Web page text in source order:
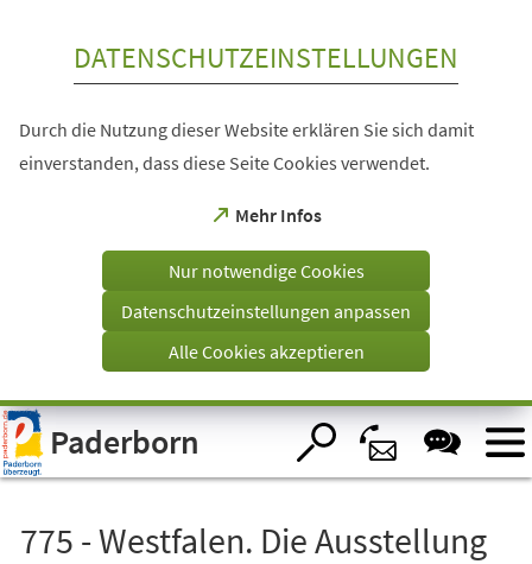
Visuelle
Assistenzsoftware
öffnen.
DATENSCHUTZEINSTELLUNGEN
Durch die Nutzung dieser Website erklären Sie sich damit
einverstanden, dass diese Seite Cookies verwendet.
Mehr Infos
(Öffnet
einem
Tab)
Nur notwendige Cookies
Datenschutzeinstellungen anpassen
Alle Cookies akzeptieren
Paderborn
775 - Westfalen. Die Ausstellung